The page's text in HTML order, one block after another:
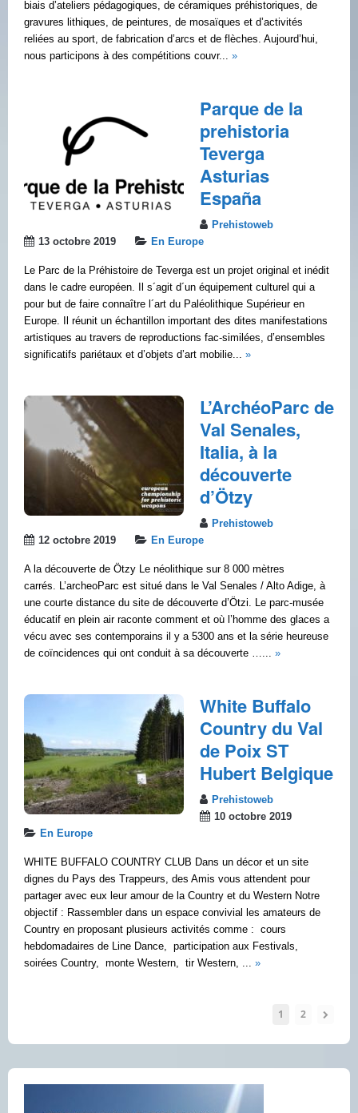
biais d’ateliers pédagogiques, de céramiques préhistoriques, de
gravures lithiques, de peintures, de mosaïques et d’activités
reliées au sport, de fabrication d’arcs et de flèches. Aujourd’hui,
nous participons à des compétitions couvr... »
Parque de la
prehistoria
Teverga
Asturias
España
Prehistoweb
13 octobre 2019
En Europe
Le Parc de la Préhistoire de Teverga est un projet original et inédit
dans le cadre européen. Il s´agit d´un équipement culturel qui a
pour but de faire connaître l´art du Paléolithique Supérieur en
Europe. Il réunit un échantillon important des dites manifestations
artistiques au travers de reproductions fac-similées, d’ensembles
significatifs pariétaux et d’objets d’art mobilie... »
L’ArchéoParc de
Val Senales,
Italia, à la
découverte
d’Ötzy
Prehistoweb
12 octobre 2019
En Europe
A la découverte de Ötzy Le néolithique sur 8 000 mètres
carrés. L’archeoParc est situé dans le Val Senales / Alto Adige, à
une courte distance du site de découverte d’Ötzi. Le parc-musée
éducatif en plein air raconte comment et où l’homme des glaces a
vécu avec ses contemporains il y a 5300 ans et la série heureuse
de coïncidences qui ont conduit à sa découverte …... »
White Buffalo
Country du Val
de Poix ST
Hubert Belgique
Prehistoweb
10 octobre 2019
En Europe
WHITE BUFFALO COUNTRY CLUB Dans un décor et un site
dignes du Pays des Trappeurs, des Amis vous attendent pour
partager avec eux leur amour de la Country et du Western Notre
objectif : Rassembler dans un espace convivial les amateurs de
Country en proposant plusieurs activités comme : cours
hebdomadaires de Line Dance, participation aux Festivals,
soirées Country, monte Western, tir Western, ... »
1 2